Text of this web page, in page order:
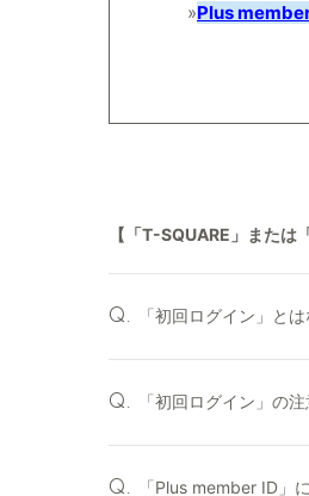
»Plus
【「T-SQUARE」また
Q. 「初回ログイン」と
Q. 「初回ログイン」の
Q. 「Plus member ID」